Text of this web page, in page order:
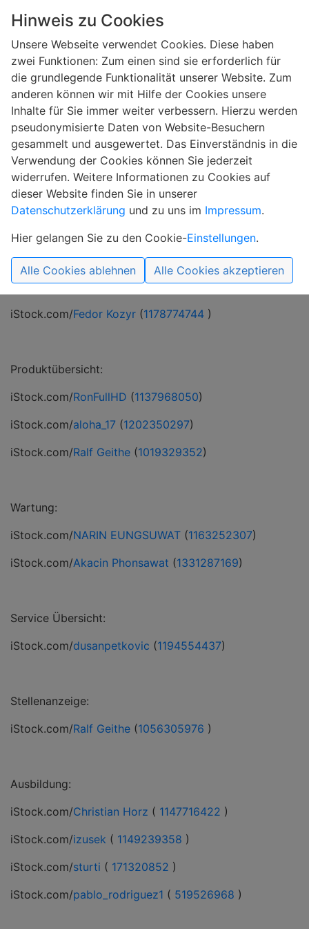
ITB Tore Fischach Bildnachweise
Bildnachweise
Startseite:
iStock.com/
NARIN EUNGSUWAT (1163252307
iStock.com/Ralf Geithe(1056305976)
iStock.com/pixelliebe(803403302)
iStock.com/Fedor Kozyr (1178774744 )
Produktübersicht:
iStock.com/RonFullHD (1137968050)
iStock.com/aloha_17 (1202350297)
iStock.com/Ralf Geithe (1019329352)
Wartung:
iStock.com/NARIN EUNGSUWAT (1163252307)
iStock.com/Akacin Phonsawat (1331287169)
Service Übersicht:
iStock.com/dusanpetkovic (1194554437)
Stellenanzeige:
iStock.com/Ralf Geithe (1056305976 )
Ausbildung:
iStock.com/Christian Horz ( 1147716422 )
iStock.com/izusek ( 1149239358 )
iStock.com/sturti ( 171320852 )
iStock.com/pablo_rodriguez1 ( 519526968 )
Hinweis zu Cookies
Unsere Webseite verwendet Cookies. Diese haben
zwei Funktionen: Zum einen sind sie erforderlich für
die grundlegende Funktionalität unserer Website. Zum
anderen können wir mit Hilfe der Cookies unsere
Inhalte für Sie immer weiter verbessern. Hierzu werden
pseudonymisierte Daten von Website-Besuchern
gesammelt und ausgewertet. Das Einverständnis in die
Verwendung der Cookies können Sie jederzeit
widerrufen. Weitere Informationen zu Cookies auf
dieser Website finden Sie in unserer
Datenschutzerklärung und zu uns im Impressum.
Hier gelangen Sie zu den Cookie-Einstellungen.
Alle Cookies ablehnen Alle Cookies akzeptieren